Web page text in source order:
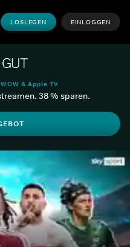
LOSLEGEN EINLOGGEN
& Apple TV
38 % sparen.